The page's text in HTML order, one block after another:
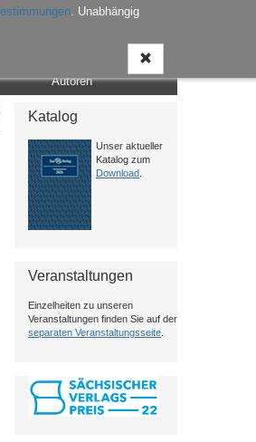
. Unabhängig
Autoren
Katalog
Unser aktueller
Katalog zum
Download
Veranstaltungen
Einzelheiten zu unseren
Veranstaltungen finden Sie auf der
separaten Veranstaltungsseite